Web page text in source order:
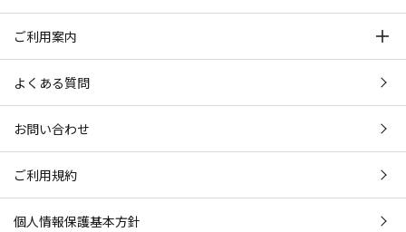
ご利用案内
よくある質問
お問い合わせ
ご利用規約
個人情報保護基本方針